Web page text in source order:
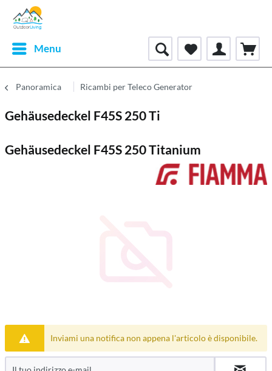
Menu
Panoramica Ricambi per Teleco Generator
Gehäusedeckel F45S 250 Ti
Gehäusedeckel F45S 250 Titanium
Inviami una notifica non appena l'articolo è disponibile.